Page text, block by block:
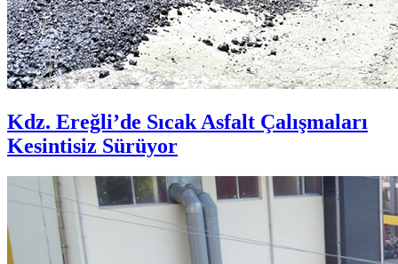
Kdz. Ereğli’de Sıcak Asfalt Çalışmaları
Kesintisiz Sürüyor